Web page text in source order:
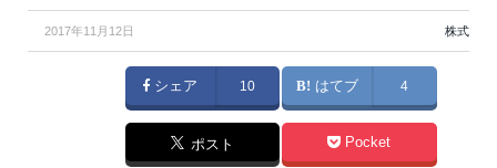
2017年11月12日 株式
シェア 10 はてブ 4
ポスト Pocket